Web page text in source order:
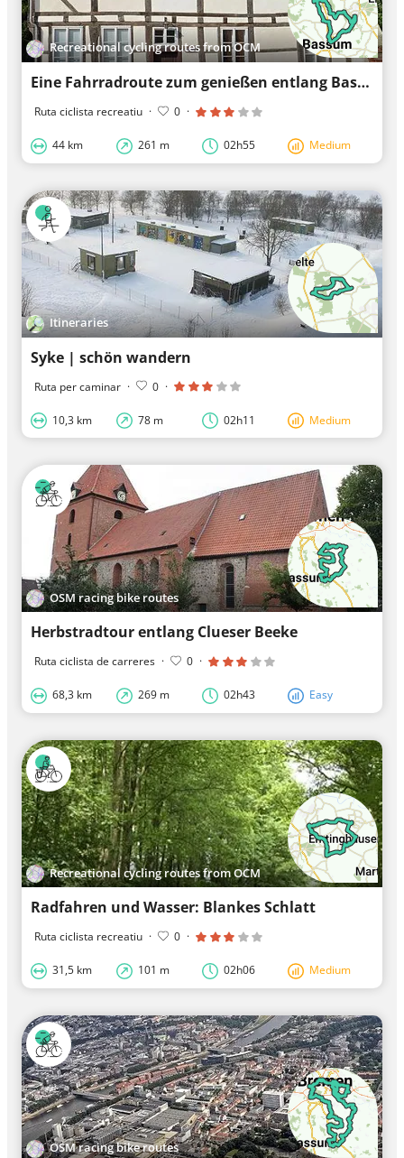
Recreational cycling routes from OCM
Eine Fahrradroute zum genießen entlang Bassum
Ruta ciclista recreatiu · 0 ·
44 km 261 m 02h55 Medium
Itineraries
Syke | schön wandern
Ruta per caminar · 0 ·
10,3 km 78 m 02h11 Medium
OSM racing bike routes
Herbstradtour entlang Clueser Beeke
Ruta ciclista de carreres · 0 ·
68,3 km 269 m 02h43 Easy
Recreational cycling routes from OCM
Radfahren und Wasser: Blankes Schlatt
Ruta ciclista recreatiu · 0 ·
31,5 km 101 m 02h06 Medium
OSM racing bike routes